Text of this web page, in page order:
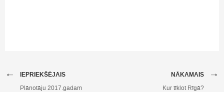
IEPRIEKŠĒJAIS
←
Plānotāju 2017.gadam
NĀKAMAIS →
Kur tīklot Rīgā?